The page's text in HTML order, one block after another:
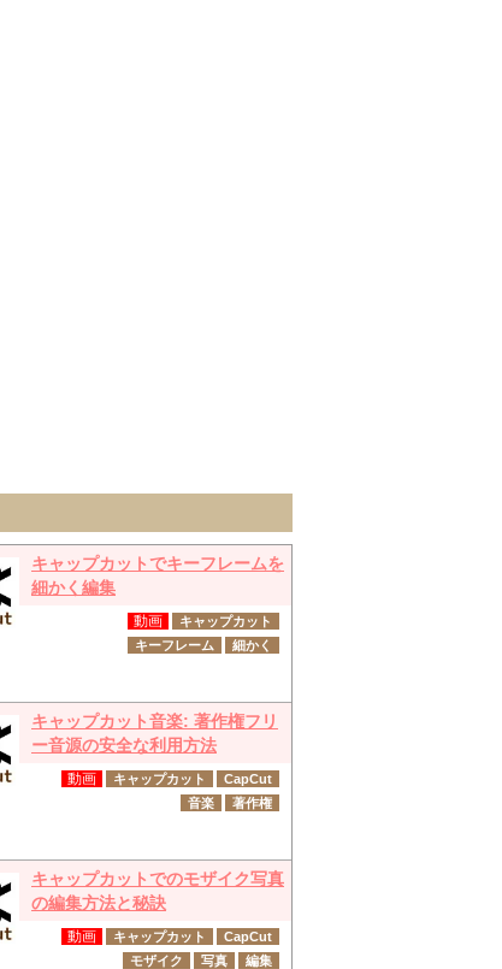
キャップカットでキーフレームを
細かく編集
動画
キャップカット
キーフレーム
細かく
キャップカット音楽: 著作権フリ
ー音源の安全な利用方法
動画 キャップカット
CapCut
音楽
著作権
キャップカットでのモザイク写真
の編集方法と秘訣
動画 キャップカット
CapCut
モザイク
写真 編集